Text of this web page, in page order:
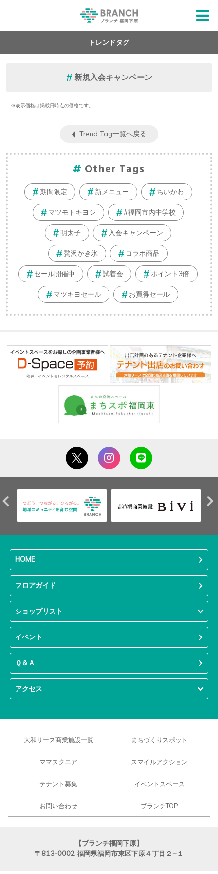
トレンドタグ
新規入会キャンペーン
※表示価格は掲載日時点の価格です。
Trend Tag一覧へ戻る
Other Tags
期間限定 新メニュー ちいかわ
マツモトキヨシ #福岡市内中学校
明太子 入会キャンペーン
贅沢かき氷 コラボ商品
セール開催中 試着会 ポイント3倍
マツキヨセール お買得セール
HOME
フロアガイド
ショップリスト
イベント
Ｑ＆Ａ
アクセス
大和リース商業施設一覧 まちづくりスポット
ママスクエア スマイルアクション
テナント募集 イベントスペース
お問い合わせ ブランチTOP
【ブランチ福岡下原】
〒813-0002 福岡県福岡市東区下原４丁目２−１